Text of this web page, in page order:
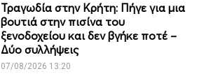
Τραγωδία στην Κρήτη: Πήγε για μια
βουτιά στην πισίνα του
ξενοδοχείου και δεν βγήκε ποτέ –
Δύο συλλήψεις
07/08/2026 13:20